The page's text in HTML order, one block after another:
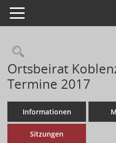
Toggle navigation
Ortsbeirat
Termine 2017
Informationen
Sitzungen